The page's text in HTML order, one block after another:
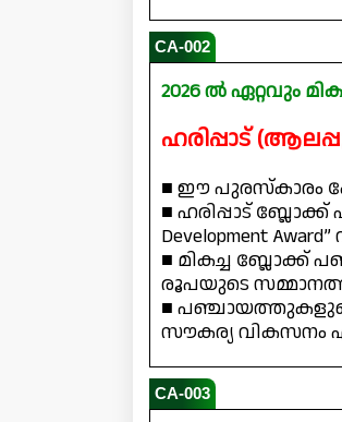
CA-002
2026 ൽ ഏറ്റവും
ഹരിപ്പാട്
■ ഈ പുരസ്‌കാരം
■ ഹരിപ്പാട് ബ്ലോക്ക്
Development
■ മികച്ച ബ്ലോക്ക്
രൂപയുടെ
■
സൗകര്യ വികസനം
CA-003